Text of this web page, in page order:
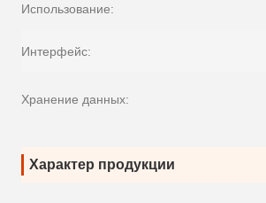
Использование:
Интерфейс:
Хранение данных:
Характер продукции